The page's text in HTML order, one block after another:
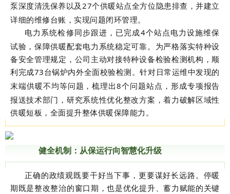
泵深度清洗保养以及27个供暖站点全方位隐患排查，并建立
详细的维修台账，实现问题闭环管理。
电力系统检修同步跟进，已完成4个站点电力设施维保
试验，保障供暖配套电力系统稳定可靠。为严格落实特种设
备安全管理规定，公司主动对接特种设备检验检测机构，顺
利完成73台锅炉内外全面校验检测。针对日常运维中发现的
末端供暖不均等问题，梳理出8个问题站点，形成专项报告
报送技术部门，研究系统性优化整改方案，着力破解区域性
供暖短板，全面提升整体供暖保障能力。
健全机制：从保运行向智慧化升级
正确的政绩观既要干好当下事，更要谋好长远路。停暖
期既是整改整治的窗口期，也是优化提升、蓄力赋能的关键